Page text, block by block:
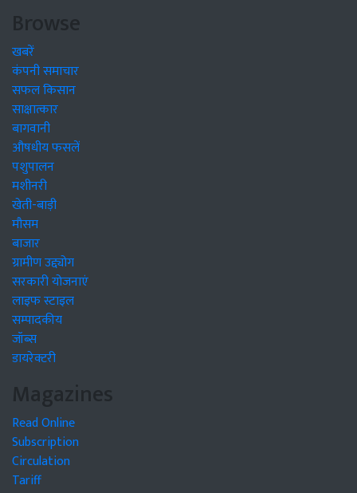
Browse
खबरें
कंपनी समाचार
सफल किसान
साक्षात्कार
बागवानी
औषधीय फसलें
पशुपालन
मशीनरी
खेती-बाड़ी
मौसम
बाजार
ग्रामीण उद्द्योग
सरकारी योजनाएं
लाइफ स्टाइल
सम्पादकीय
जॉब्स
डायरेक्टरी
Magazines
Read Online
Subscription
Circulation
Tariff